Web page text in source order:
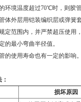
环境温度超过70℃时，则胶
外层用铠装编织层或弹簧套
范围内，并严禁超压使用
最小弯曲半径值。
使用寿命也有一定的影响
损坏原因